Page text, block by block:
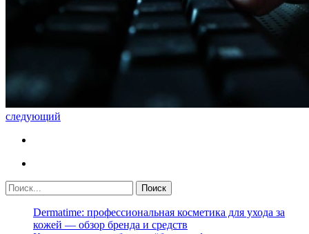
следующий
Dermatime: профессиональная косметика для ухода за
кожей — обзор бренда и средств